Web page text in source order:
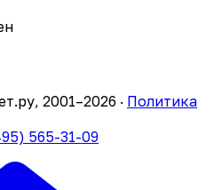
2001–2026 · Политика
565-31-09